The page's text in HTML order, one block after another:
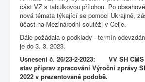
část VZ s tabulkovou přílohou. Po
nová témata týkající se pomoci Ukrajině,
účast na Mezinárodní soutěži v Celje.
Dále požádala o podklady - termín
je do 3. 3. 2023.
Usnesení č. 26/23-2-2023: VV SH
stav příprav zpracování Výroční zprávy
2022 v prezentované podobě.